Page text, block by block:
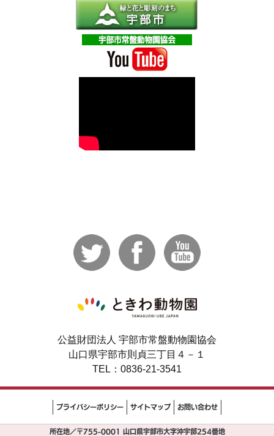
公益財団法人 宇部市常盤動物園協会
山口県宇部市則貞三丁目４－１
TEL：0836-21-3541
プライバシーポリシー サイトマップ お問い合わせ
所在地／〒755-0001 山口県宇部市大字沖宇部254番地